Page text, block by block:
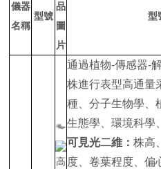
儀器
名稱
型號
品
圖
片
型
通過植物-傳感器-
株進行表型高通量
種、分子生物學、
生態學、環境科學
可見光二維：株高
度、卷葉程度、偏